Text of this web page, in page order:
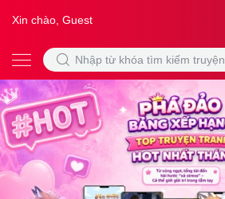
Xin chào, Guest